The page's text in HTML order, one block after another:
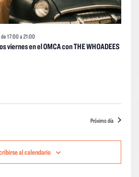
viernes en el OMCA con THE WHOADEES
17:00 a 21:00
Próximo día
al calendario